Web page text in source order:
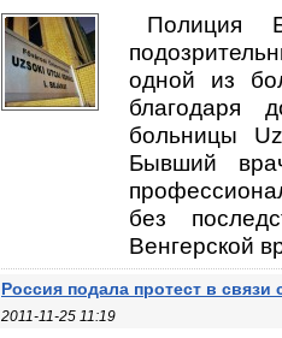
Полиция
одной из
благодаря
больницы
Бывший
без
Венгерской
Россия подала протест в
2011-11-25 11:19